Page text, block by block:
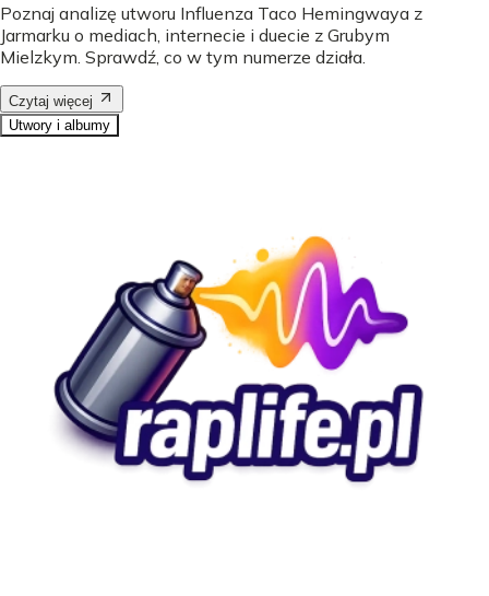
Poznaj analizę utworu Influenza Taco Hemingwaya z
Jarmarku o mediach, internecie i duecie z Grubym
Mielzkym. Sprawdź, co w tym numerze działa.
Czytaj więcej
Utwory i albumy